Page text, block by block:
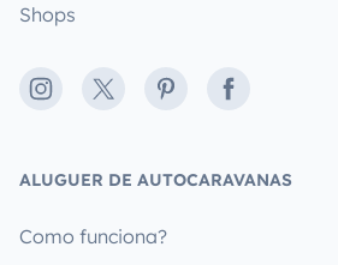
Shops
Instagram
X PinterestFacebook
ALUGUER DE AUTOCARAVANAS
Como funciona?